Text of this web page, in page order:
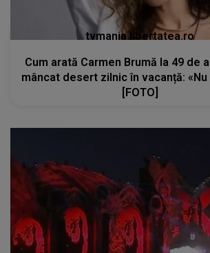
tvmania.libertatea.ro
Cum arată Carmen Brumă la 49 de
mâncat desert zilnic în vacanță: «Nu
[FOTO]